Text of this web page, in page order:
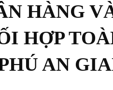
HÀNG
HỢP
AN